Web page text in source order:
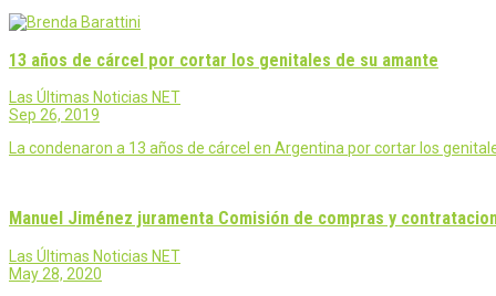
13 años de cárcel por cortar los genitales de su amante
Las Últimas Noticias NET
Sep 26, 2019
La condenaron a 13 años de cárcel en Argentina por cortar los
Manuel Jiménez juramenta Comisión de compras y
Las Últimas Noticias NET
May 28, 2020